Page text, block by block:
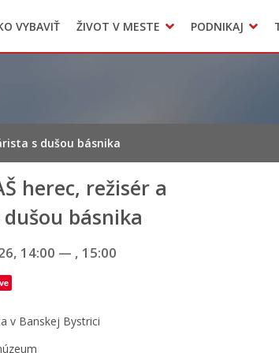
Zmluvy, faktúry a objednávky
VYBAVIŤ ŽIVOT V MESTE
Odpady, verejné priestranstváPODNIKAJ
Accommodation
s dušou básnika
herec, režisér a
básnika
14:00 — , 15:00
v Banskej Bystrici